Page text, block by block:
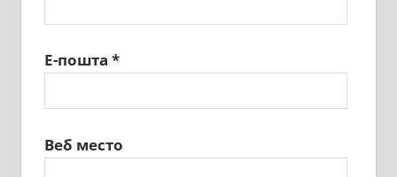
Е-пошта *
Веб место